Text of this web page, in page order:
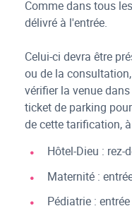
Comme dans tous
délivré à l'entrée.
Celui-ci devra être
ou de la
vérifier la venue
ticket de parking
de cette tarification,
Hôtel-Dieu : rez-
Maternité :
Pédiatrie :